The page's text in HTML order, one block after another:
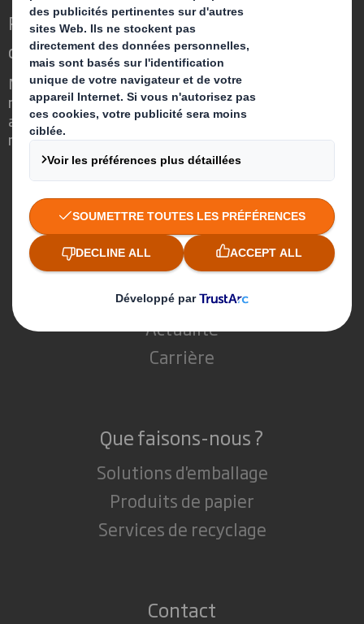
Repenser l’emballage pour un monde qui
change
Nous faisons la différence parce que
nous avons su voir en quoi l'emballage
avait un rôle important à jouer dans le
monde qui nous entoure.
Qui sommes-nous ?
A propos
Investisseurs
Développement durable
Actualité
Carrière
Que faisons-nous ?
Solutions d'emballage
Produits de papier
Services de recyclage
Contact